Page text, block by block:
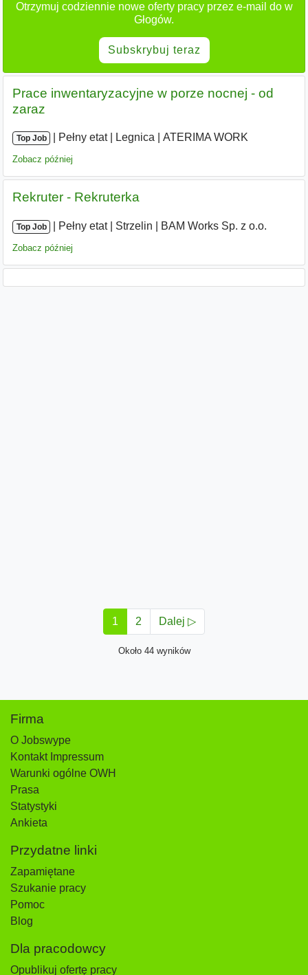
Otrzymuj codziennie nowe oferty pracy przez e-mail do w
Głogów.
Subskrybuj teraz
Prace inwentaryzacyjne w porze nocnej - od
zaraz
Top Job Pełny etat| Legnica ATERIMA WORK
Zobacz później
Rekruter - Rekruterka
Top Job Pełny etat| Strzelin BAM Works Sp. z o.o.
Zobacz później
1 2 Dalej ▷
Około 44 wyników
Firma
O Jobswype
Kontakt Impressum
Warunki ogólne OWH
Prasa
Statystyki
Ankieta
Przydatne linki
Zapamiętane
Szukanie pracy
Pomoc
Blog
Dla pracodowcy
Opublikuj ofertę pracy